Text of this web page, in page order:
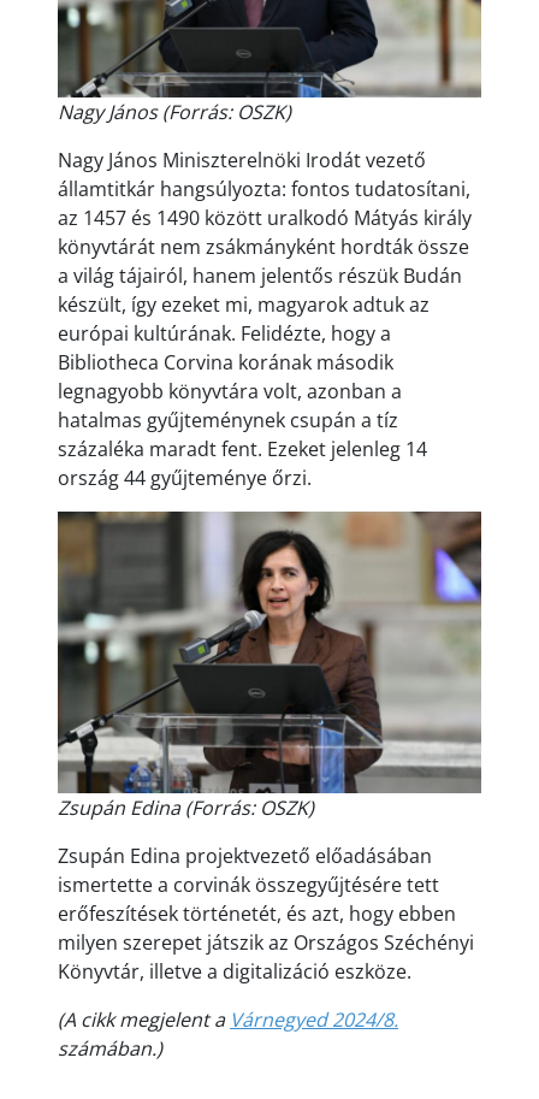
Nagy János (Forrás: OSZK)
Nagy János Miniszterelnöki Irodát vezető
államtitkár hangsúlyozta: fontos tudatosítani,
az 1457 és 1490 között uralkodó Mátyás király
könyvtárát nem zsákmányként hordták össze
a világ tájairól, hanem jelentős részük Budán
készült, így ezeket mi, magyarok adtuk az
európai kultúrának. Felidézte, hogy a
Bibliotheca Corvina korának második
legnagyobb könyvtára volt, azonban a
hatalmas gyűjteménynek csupán a tíz
százaléka maradt fent. Ezeket jelenleg 14
ország 44 gyűjteménye őrzi.
Zsupán Edina (Forrás: OSZK)
Zsupán Edina projektvezető előadásában
ismertette a corvinák összegyűjtésére tett
erőfeszítések történetét, és azt, hogy ebben
milyen szerepet játszik az Országos Széchényi
Könyvtár, illetve a digitalizáció eszköze.
(A cikk megjelent a Várnegyed 2024/8.
számában.)